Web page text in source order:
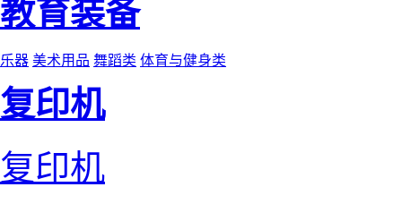
教育装备
乐器 美术用品 舞蹈类 体育与健身类
复印机
复印机